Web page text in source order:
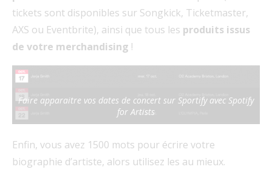
tickets sont disponibles sur Songkick, Ticketmaster,
AXS ou Eventbrite), ainsi que tous les produits issus
de votre merchandising !
Faire apparaitre vos dates de concert sur Sportify avec Spotify
for Artists
Enfin, vous avez 1500 mots pour écrire votre
biographie d’artiste, alors utilisez les au mieux.